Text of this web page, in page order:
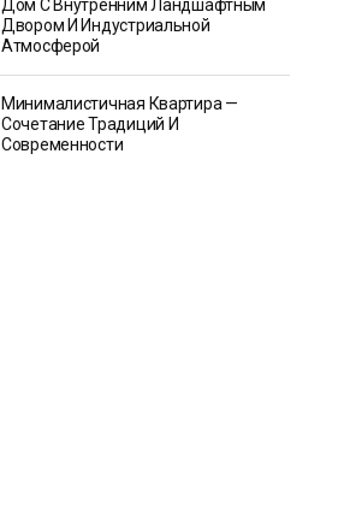
Дом С Внутренним Ландшафтным
Двором И Индустриальной
Атмосферой
Минималистичная Квартира —
Сочетание Традиций И
Современности